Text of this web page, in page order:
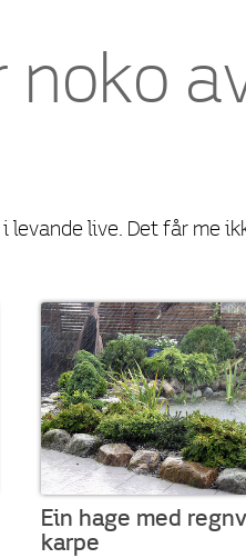
noko
levande live. Det får me
Ein hage med
karpe